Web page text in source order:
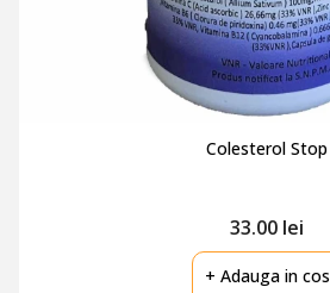
Colesterol Stop
33.00 lei
+ Adauga in cos